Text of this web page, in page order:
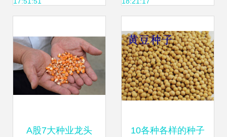
A股7大种业龙头 10各种各样的种子